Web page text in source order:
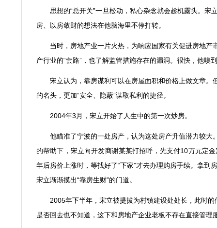
思想的“总开关”一旦松动，私心杂念就会趁机露头。宋
房、以房敛财的想法在他脑海里不停打转。
当时，房地产业一片火热，为响应国家有关促进房地
产行业的“套路” ，也了解监管措施存在的漏洞。很快，他嗅
宋立认为，靠房谋利可以在房屋面积和价格上做文章
的名头，更加“安全、隐蔽”谋取私利的捷径。
2004年3 月，宋立开始了人生中的第一次炒房。
他瞄准了宁波的一处房产，认为这处房产升值潜力较
的帮助下，宋立向开发商谢某某打招呼，先支付10万元定
年后房价上涨时，等找好了“下家”才去办理购房手续。拿到
宋立渐渐摸出“靠房生财”的门道。
2005年下半年，宋立被提拔为村镇建设处处长，此时
是否回去也不知道，这下和房地产企业老板不存在直接管